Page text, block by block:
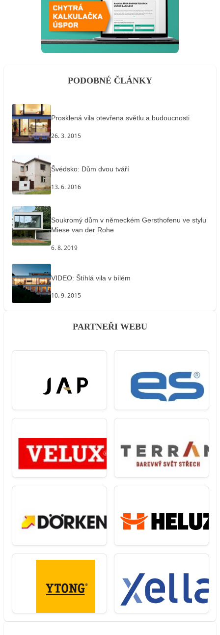
PODOBNÉ ČLÁNKY
Prosklená vila otevřena světlu a budoucnosti
26. 3. 2015
Švédsko: Dům dvou tváří
13. 6. 2016
Soukromý dům v německém Gersthofenu ve stylu
Miese van der Rohe
6. 8. 2019
VIDEO: Štíhlá vila v bílém
10. 9. 2015
PARTNEŘI WEBU